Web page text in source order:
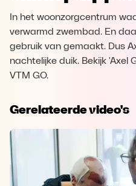
In het woonzorgcentrum
verwarmd zwembad. En
gebruik van gemaakt. Dus
nachtelijke duik. Bekijk 'Axel
VTM GO.
Gerelateerde video's